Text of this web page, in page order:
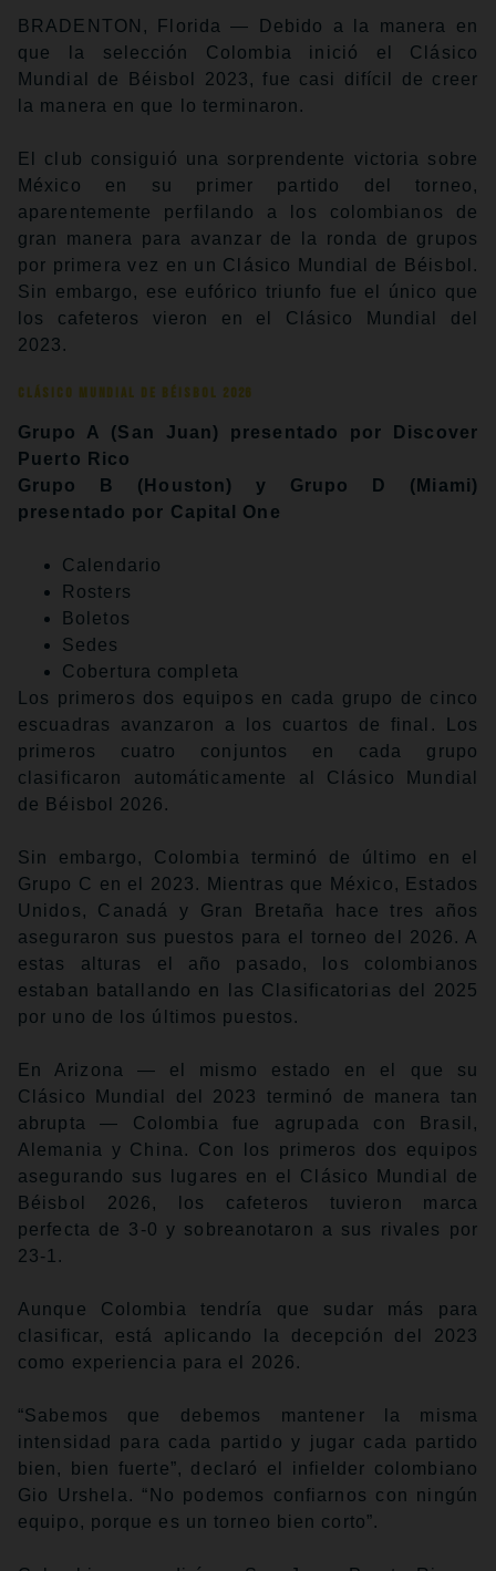
BRADENTON, Florida — Debido a la manera en
que la selección Colombia inició el Clásico
Mundial de Béisbol 2023, fue casi difícil de creer
la manera en que lo terminaron.
El club consiguió una sorprendente victoria sobre
México en su primer partido del torneo,
aparentemente perfilando a los colombianos de
gran manera para avanzar de la ronda de grupos
por primera vez en un Clásico Mundial de Béisbol.
Sin embargo, ese eufórico triunfo fue el único que
los cafeteros vieron en el Clásico Mundial del
2023.
Clásico Mundial de Béisbol 2026
Grupo A (San Juan) presentado por Discover
Puerto Rico
Grupo B (Houston) y Grupo D (Miami)
presentado por Capital One
Calendario
Rosters
Boletos
Sedes
Cobertura completa
Los primeros dos equipos en cada grupo de cinco
escuadras avanzaron a los cuartos de final. Los
primeros cuatro conjuntos en cada grupo
clasificaron automáticamente al Clásico Mundial
de Béisbol 2026.
Sin embargo, Colombia terminó de último en el
Grupo C en el 2023. Mientras que México, Estados
Unidos, Canadá y Gran Bretaña hace tres años
aseguraron sus puestos para el torneo del 2026. A
estas alturas el año pasado, los colombianos
estaban batallando en las Clasificatorias del 2025
por uno de los últimos puestos.
En Arizona — el mismo estado en el que su
Clásico Mundial del 2023 terminó de manera tan
abrupta — Colombia fue agrupada con Brasil,
Alemania y China. Con los primeros dos equipos
asegurando sus lugares en el Clásico Mundial de
Béisbol 2026, los cafeteros tuvieron marca
perfecta de 3-0 y sobreanotaron a sus rivales por
23-1.
Aunque Colombia tendría que sudar más para
clasificar, está aplicando la decepción del 2023
como experiencia para el 2026.
“Sabemos que debemos mantener la misma
intensidad para cada partido y jugar cada partido
bien, bien fuerte”, declaró el infielder colombiano
Gio Urshela. “No podemos confiarnos con ningún
equipo, porque es un torneo bien corto”.